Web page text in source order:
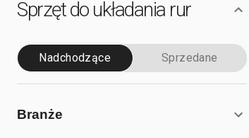
Sprzęt do układania rur
Nadchodzące Sprzedane
Branże